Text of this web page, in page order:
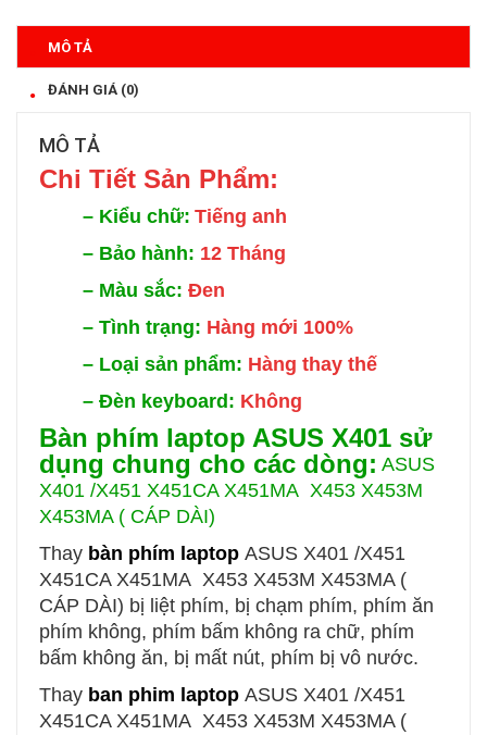
MÔ TẢ
ĐÁNH GIÁ (0)
MÔ TẢ
Chi Tiết Sản Phẩm:
– Kiểu chữ: Tiếng anh
– Bảo hành: 12 Tháng
– Màu sắc: Đen
– Tình trạng: Hàng mới 100%
– Loại sản phẩm: Hàng thay thế
– Đèn keyboard: Không
Bàn phím laptop ASUS X401 sử
dụng chung cho các dòng: ASUS
X401 /X451 X451CA X451MA X453 X453M
X453MA ( CÁP DÀI)
Thay bàn phím laptop ASUS X401 /X451
X451CA X451MA X453 X453M X453MA (
CÁP DÀI) bị liệt phím, bị chạm phím, phím ăn
phím không, phím bấm không ra chữ, phím
bấm không ăn, bị mất nút, phím bị vô nước.
Thay ban phim laptop ASUS X401 /X451
X451CA X451MA X453 X453M X453MA (